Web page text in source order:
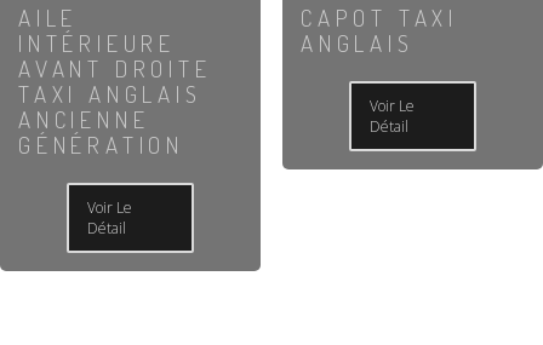
AILE
INTÉRIEURE
AVANT DROITE
TAXI ANGLAIS
ANCIENNE
GÉNÉRATION
Voir Le
Détail
CAPOT TAXI
ANGLAIS
Voir Le
Détail